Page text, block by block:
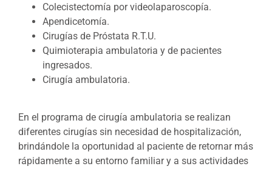
Colecistectomía por videolaparoscopía.
Apendicetomía.
Cirugías de Próstata R.T.U.
Quimioterapia ambulatoria y de pacientes
ingresados.
Cirugía ambulatoria.
En el programa de cirugía ambulatoria se realizan
diferentes cirugías sin necesidad de hospitalización,
brindándole la oportunidad al paciente de retornar más
rápidamente a su entorno familiar y a sus actividades